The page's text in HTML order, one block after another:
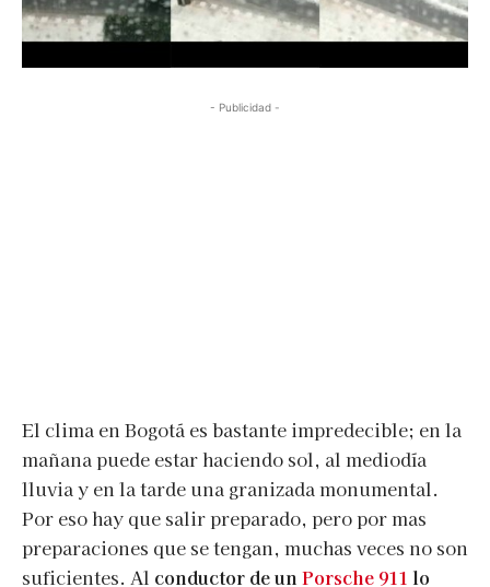
- Publicidad -
El clima en Bogotá es bastante impredecible; en la
mañana puede estar haciendo sol, al mediodía
lluvia y en la tarde una granizada monumental.
Por eso hay que salir preparado, pero por mas
preparaciones que se tengan, muchas veces no son
suficientes. Al conductor de un Porsche 911 lo